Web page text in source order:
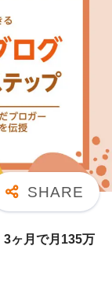
3ヶ月で月135万